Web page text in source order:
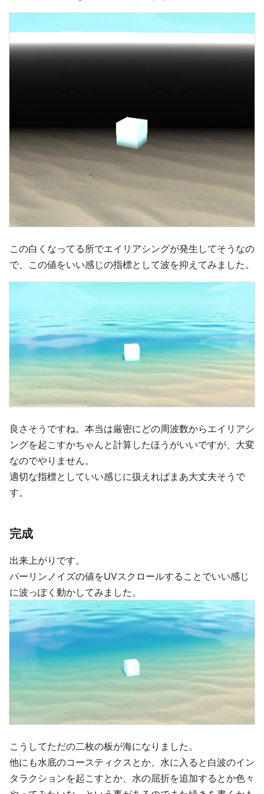
この白くなってる所でエイリアシングが発生してそうなの
で、この値をいい感じの指標として波を抑えてみました。
良さそうですね。本当は厳密にどの周波数からエイリアシ
ングを起こすかちゃんと計算したほうがいいですが、大変
なのでやりません。
適切な指標としていい感じに扱えればまあ大丈夫そうで
す。
完成
出来上がりです。
パーリンノイズの値をUVスクロールすることでいい感じ
に波っぽく動かしてみました。
こうしてただの二枚の板が海になりました。
他にも水底のコースティクスとか、水に入ると白波のイン
タラクションを起こすとか、水の屈折を追加するとか色々